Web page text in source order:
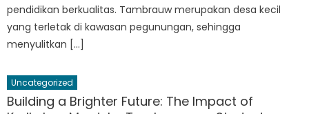
pendidikan berkualitas. Tambrauw merupakan desa kecil
yang terletak di kawasan pegunungan, sehingga
menyulitkan […]
Uncategorized
Building a Brighter Future: The Impact of